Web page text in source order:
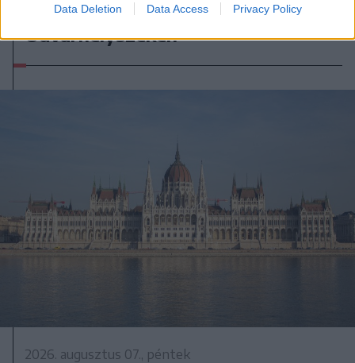
Data Deletion Data Access Privacy Policy
Viharokra figyelmeztetnek Csík- és
Udvarhelyszéken
2026. augusztus 07., péntek